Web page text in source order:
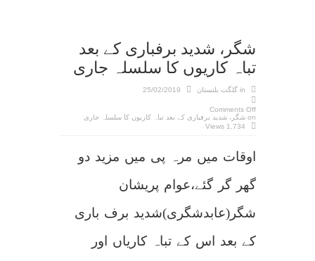
شگر، شدید برفباری کے بعد
تباہ کاریوں کا سلسلہ جاری
in گلگت بلتستان 25/02/2019
Comments Off
on شگر، شدید برفباری کے بعد تباہ کاریوں کا سلسلہ جاری
1,734 Views
اوقات میں مرہ پی میں مزید دو
گھر گر گئے،عوام پریشان
شگر(عابدشگری)شدید برف باری
کے بعد اس کے تباہ کاریاں اور